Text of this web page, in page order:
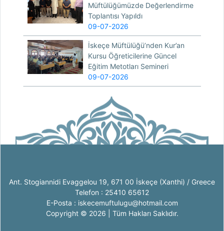
Müftülüğümüzde Değerlendirme
Toplantısı Yapıldı
09-07-2026
İskeçe Müftülüğü’nden Kur’an
Kursu Öğreticilerine Güncel
Eğitim Metotları Semineri
09-07-2026
Ant. Stogiannidi Evaggelou 19, 671 00 İskeçe (Xanthi) / Greece
Telefon : 25410 65612
E-Posta : iskecemuftulugu@hotmail.com
Copyright © 2026 | Tüm Hakları Saklıdır.